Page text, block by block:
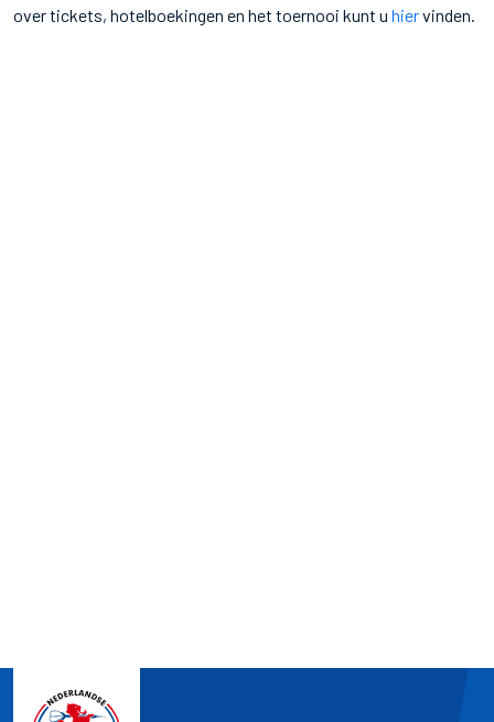
over tickets, hotelboekingen en het toernooi kunt u hiervinden.